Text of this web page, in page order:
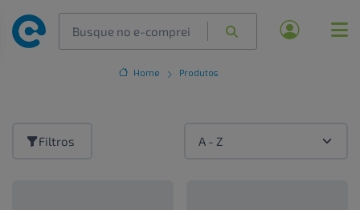
Home Produtos
Filtros